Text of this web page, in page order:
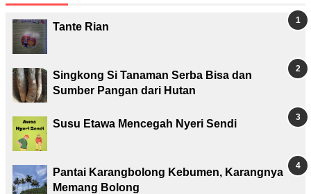
Tante Rian
Singkong Si Tanaman Serba Bisa dan
Sumber Pangan dari Hutan
Susu Etawa Mencegah Nyeri Sendi
Pantai Karangbolong Kebumen, Karangnya
Memang Bolong